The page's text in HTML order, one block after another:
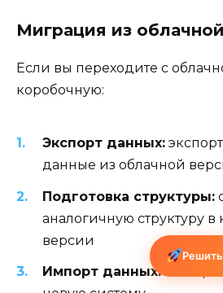
Миграция из
Если вы переходите с
коробочную:
Экспорт данных:
данные из облачной
Подготовка структуры:
аналогичную структуру в
версии
Импорт данных: